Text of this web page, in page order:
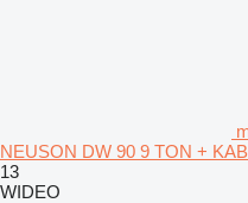
NEUSON DW 90 9 TON +
13
WIDEO